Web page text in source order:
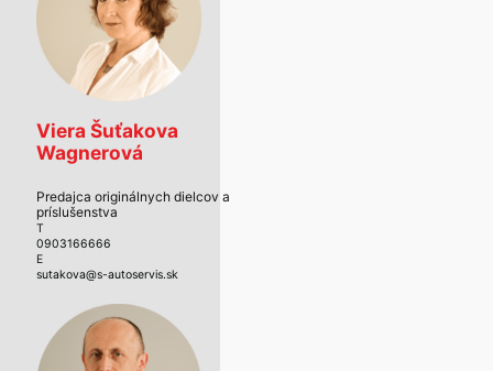
Viera Šuťakova
Wagnerová
Predajca originálnych dielcov a
príslušenstva
T
0903166666
E
sutakova@s-autoservis.sk